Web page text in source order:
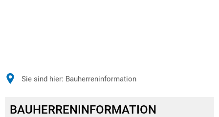
Sie sind hier: Bauherreninformation
BAUHERRENINFORMATION